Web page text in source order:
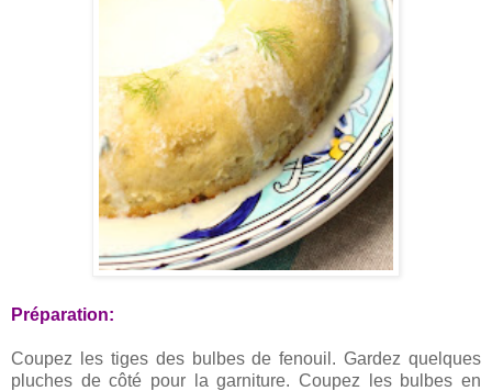
Préparation:
Coupez les tiges des bulbes de fenouil. Gardez quelques
pluches de côté pour la garniture. Coupez les bulbes en